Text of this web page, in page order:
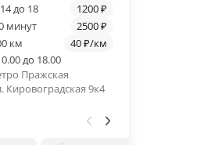
до 18
1200 ₽
минут
2500 ₽
км
40 ₽/км
до 18.00
Пражская
9к4